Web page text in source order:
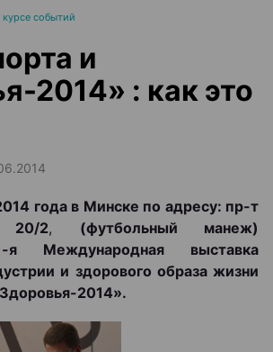
курсе событий
и
2014» : как это
года в Минске по адресу: пр-т
20/2, (футбольный манеж)
я Международная выставка
и здорового образа жизни
2014».